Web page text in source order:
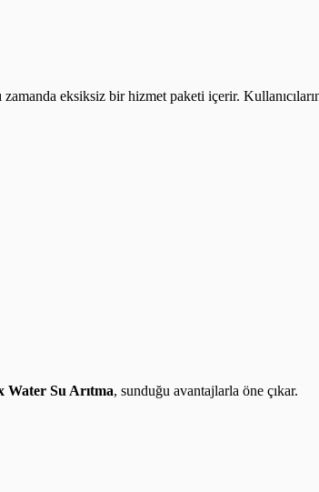
eksiksiz bir hizmet paketi içerir.
Water Su Arıtma, sunduğu avantajlarla öne çıkar.